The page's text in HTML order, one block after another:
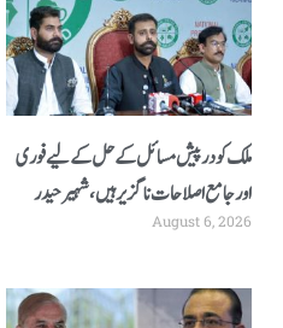
ملک کو درپیش مسائل کے حل کے لیے فوری
اور جامع اصلاحات ناگزیر ہیں، شہیر حیدر
سیالوی
August 6, 2026